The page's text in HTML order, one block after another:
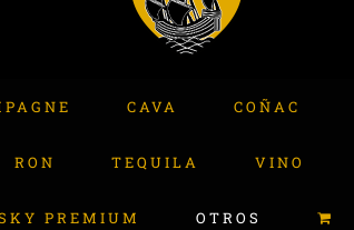
CAVA COÑAC
RON TEQUILA VINO
PREMIUM OTROS